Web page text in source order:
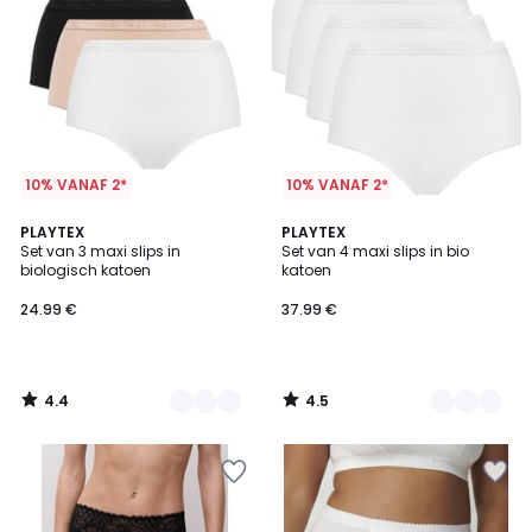
10% VANAF 2*
PLAYTEX
Set van 3 maxi slips in
biologisch katoen
24.99 €
4.4
/ 5
2
Kleuren
4.4
/
10% VANAF 2*
PLAYTEX
Set van 4 maxi slips in bio
katoen
37.99 €
4.5
/ 5
3
Kleuren
4.5
/